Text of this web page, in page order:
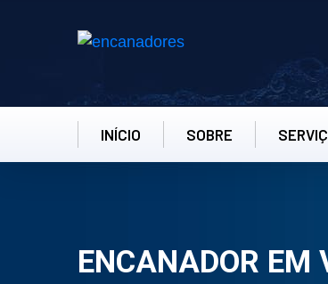
INÍCIO SOBRE
ENCANADOR EM